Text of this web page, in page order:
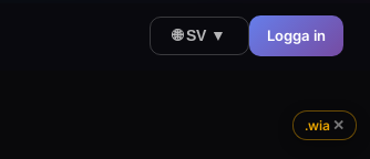
🌐 SV ▼ Logga in
.wia ✕